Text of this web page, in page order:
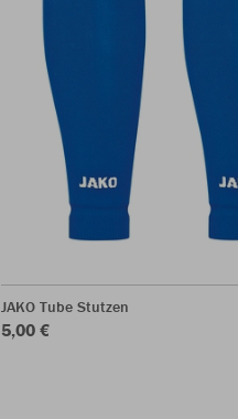
JAKO Tube Stutzen
5,00 €